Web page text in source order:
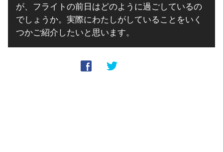
が、フライトの前日はどのように過ごしているの
でしょうか。実際にわたしがしていることをいく
つかご紹介したいと思います。